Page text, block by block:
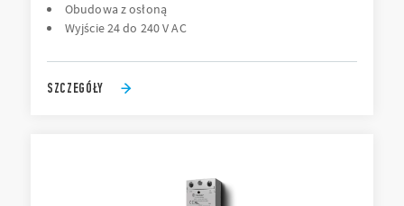
Obudowa z osłoną
Wyjście 24 do 240 V AC
SZCZEGÓŁY